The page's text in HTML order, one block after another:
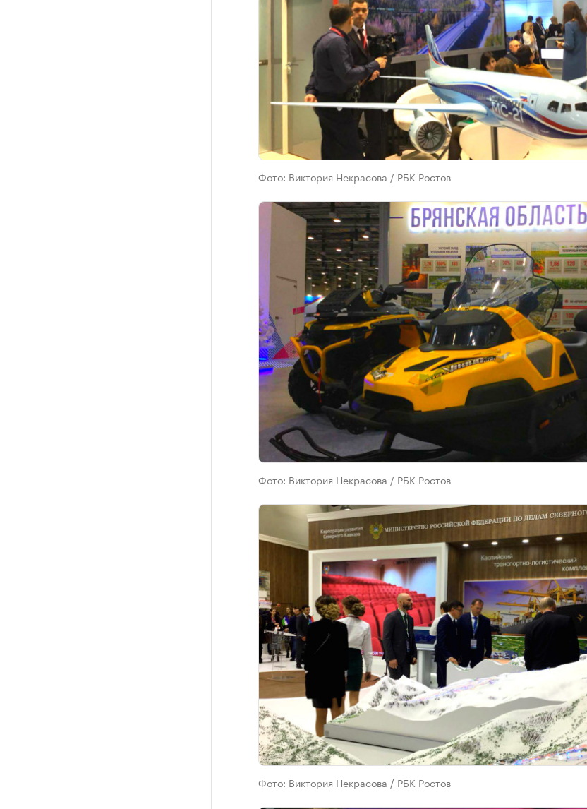
Фото: Виктория Некрасова / РБК Ростов
Фото: Виктория Некрасова / РБК Ростов
Фото: Виктория Некрасова / РБК Ростов